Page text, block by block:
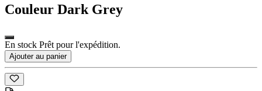
Couleur Dark Grey
En stock Prêt pour l'expédition.
Ajouter au panier